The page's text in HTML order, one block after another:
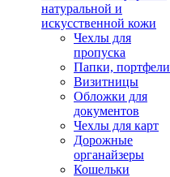
натуральной и
искусственной кожи
Чехлы для
пропуска
Папки, портфели
Визитницы
Обложки для
документов
Чехлы для карт
Дорожные
органайзеры
Кошельки